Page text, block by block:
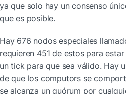
ya que solo hay un consenso
que es posible.
Hay 676 nodos especiales
requieren 451 de estos para
un tick para que sea válido. Hay
de que los computors se
se alcanza un quórum por